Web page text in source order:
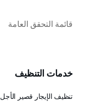
قائمة التحقق العامة
خدمات التنظيف
تنظيف الإيجار قصير الأجل